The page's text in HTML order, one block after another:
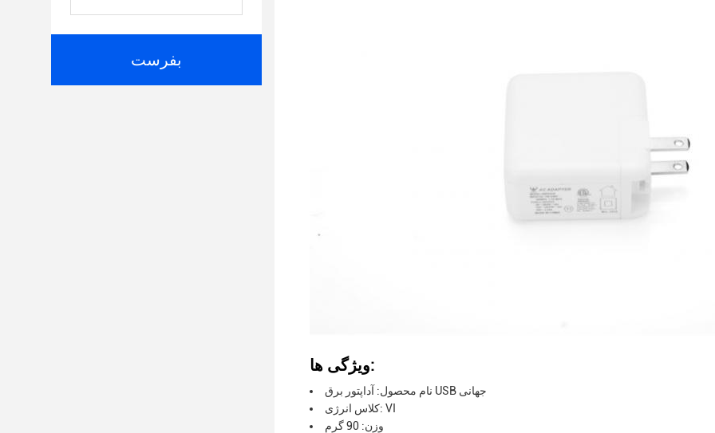
بفرست
ویژگی ها:
نام محصول: آداپتور برق USB جهانی
کلاس انرژی: VI
وزن: 90 گرم